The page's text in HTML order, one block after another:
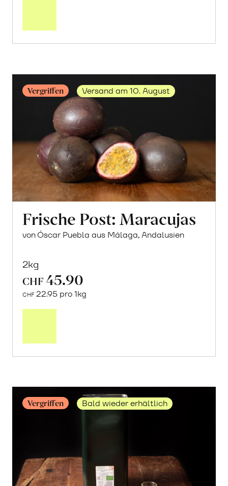
Vergriffen Versand am 10. August
Frische Post: Maracujas
von Óscar Puebla aus Málaga, Andalusien
2kg
CHF 45.90
CHF 22.95 pro 1kg
Maracujas
Vergriffen Bald wieder erhältlich